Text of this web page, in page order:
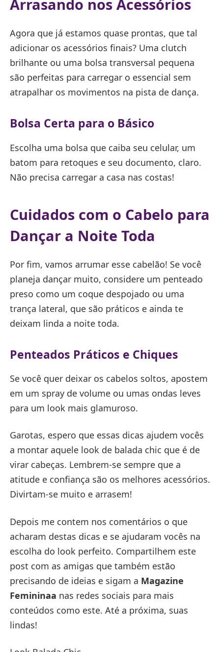
Arrasando nos Acessórios
Agora que já estamos quase prontas, que tal
adicionar os acessórios finais? Uma clutch
brilhante ou uma bolsa transversal pequena
são perfeitas para carregar o essencial sem
atrapalhar os movimentos na pista de dança.
Bolsa Certa para o Básico
Escolha uma bolsa que caiba seu celular, um
batom para retoques e seu documento, claro.
Não precisa carregar a casa nas costas!
Cuidados com o Cabelo para
Dançar a Noite Toda
Por fim, vamos arrumar esse cabelão! Se você
planeja dançar muito, considere um penteado
preso como um coque despojado ou uma
trança lateral, que são práticos e ainda te
deixam linda a noite toda.
Penteados Práticos e Chiques
Se você quer deixar os cabelos soltos, apostem
em um spray de volume ou umas ondas leves
para um look mais glamuroso.
Garotas, espero que essas dicas ajudem vocês
a montar aquele look de balada chic que é de
virar cabeças. Lembrem-se sempre que a
atitude e confiança são os melhores acessórios.
Divirtam-se muito e arrasem!
Depois me contem nos comentários o que
acharam destas dicas e se ajudaram vocês na
escolha do look perfeito. Compartilhem este
post com as amigas que também estão
precisando de ideias e sigam a Magazine
Femininaa nas redes sociais para mais
conteúdos como este. Até a próxima, suas
lindas!